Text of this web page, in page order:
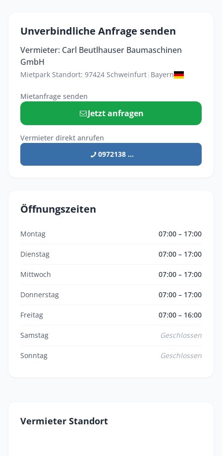
Unverbindliche Anfrage senden
Vermieter: Carl Beutlhauser Baumaschinen
GmbH
Mietpark Standort: 97424 Schweinfurt| Bayern
Mietanfrage senden
Jetzt anfragen
Vermieter direkt anrufen
0972138 ...
Öffnungszeiten
Montag 07:00 – 17:00
Dienstag 07:00 – 17:00
Mittwoch 07:00 – 17:00
Donnerstag 07:00 – 17:00
Freitag 07:00 – 16:00
Samstag Geschlossen
Sonntag Geschlossen
Vermieter Standort